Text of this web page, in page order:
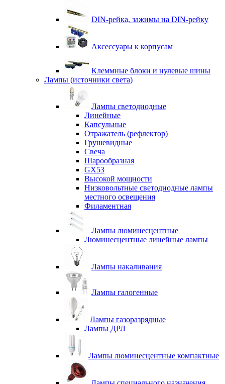
DIN-рейка, зажимы на DIN-рейку
Аксессуары к корпусам
Клеммные блоки и нулевые шины
Лампы (источники света)
Лампы светодиодные
Линейные
Капсульные
Отражатель (рефлектор)
Грушевидные
Свеча
Шарообразная
GX53
Высокой мощности
Низковольтные светодиодные лампы
местного освещения
Филаментная
Лампы люминесцентные
Люминесцентные линейные лампы
Лампы накаливания
Лампы галогенные
Лампы газоразрядные
Лампы ДРЛ
Лампы люминесцентные компактные